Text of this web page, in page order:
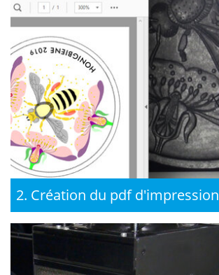
2. Création du pdf d'impression